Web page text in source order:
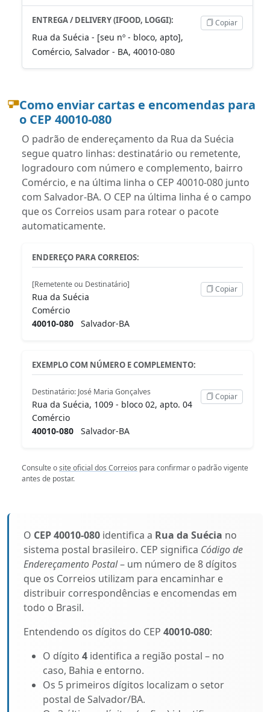
ENTREGA / DELIVERY (IFOOD, LOGGI):
Rua da Suécia - [seu nº - bloco, apto],
Comércio, Salvador - BA, 40010-080
Copiar
Como enviar cartas e encomendas para
o CEP 40010-080
O padrão de endereçamento da Rua da Suécia
segue quatro linhas: destinatário ou remetente,
logradouro com número e complemento, bairro
Comércio, e na última linha o CEP 40010-080 junto
com Salvador-BA. O CEP na última linha é o campo
que os Correios usam para rotear o pacote
automaticamente.
ENDEREÇO PARA CORREIOS:
[Remetente ou Destinatário]
Rua da Suécia
Comércio
40010-080 Salvador-BA
Copiar
EXEMPLO COM NÚMERO E COMPLEMENTO:
Destinatário: José Maria Gonçalves
Rua da Suécia, 1009 - bloco 02, apto. 04
Comércio
40010-080 Salvador-BA
Copiar
Consulte osite oficial dos Correios para confirmar o padrão vigente
antes de postar.
O CEP 40010-080 identifica a Rua da Suécia no
sistema postal brasileiro. CEP significa Código de
Endereçamento Postal– um número de 8 dígitos
que os Correios utilizam para encaminhar e
distribuir correspondências e encomendas em
todo o Brasil.
Entendendo os dígitos do CEP 40010-080:
O dígito 4 identifica a região postal – no
caso, Bahia e entorno.
Os 5 primeiros dígitos localizam o setor
postal de Salvador/BA.